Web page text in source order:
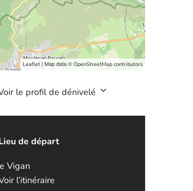
Leaflet | Map data © OpenStreetMap contributors
le profil de dénivelé
de départ
Vigan
l’itinéraire